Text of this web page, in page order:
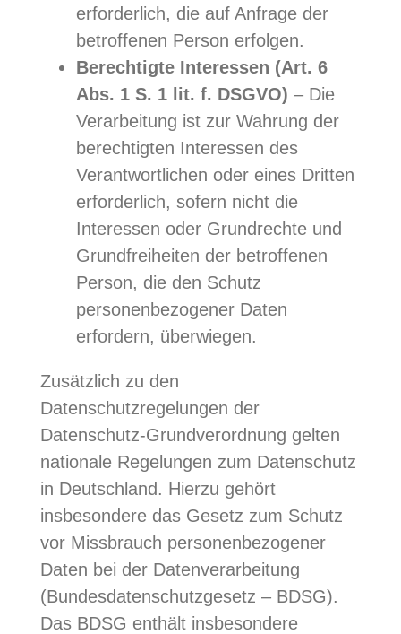
erforderlich, die auf Anfrage der
betroffenen Person erfolgen.
Berechtigte Interessen (Art. 6
Abs. 1 S. 1 lit. f. DSGVO) – Die
Verarbeitung ist zur Wahrung der
berechtigten Interessen des
Verantwortlichen oder eines Dritten
erforderlich, sofern nicht die
Interessen oder Grundrechte und
Grundfreiheiten der betroffenen
Person, die den Schutz
personenbezogener Daten
erfordern, überwiegen.
Zusätzlich zu den
Datenschutzregelungen der
Datenschutz-Grundverordnung gelten
nationale Regelungen zum Datenschutz
in Deutschland. Hierzu gehört
insbesondere das Gesetz zum Schutz
vor Missbrauch personenbezogener
Daten bei der Datenverarbeitung
(Bundesdatenschutzgesetz – BDSG).
Das BDSG enthält insbesondere